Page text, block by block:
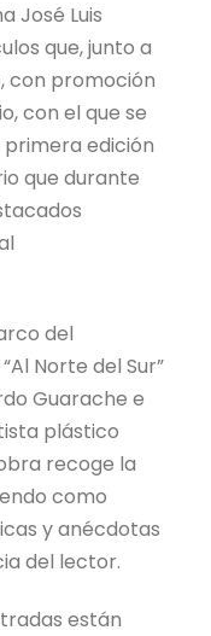
José Luis
que, junto a
con promoción
con el que se
edición
que durante
del
Norte del Sur”
Guarache e
plástico
recoge la
como
y anécdotas
del lector.
están